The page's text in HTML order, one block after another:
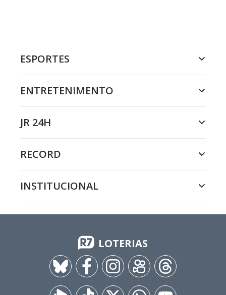
ESPORTES
ENTRETENIMENTO
JR 24H
RECORD
INSTITUCIONAL
LOTERIAS